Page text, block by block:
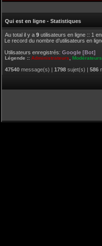
Qui est en ligne - Statistiques
Au total il y a 9 utilisateurs en ligne :: 1
Le record du nombre d’utilisateurs en
Utilisateurs enregistrés: Google [Bot]
Légende :: Administrateurs
47540 message(s) | 1798 sujet(s) | 586